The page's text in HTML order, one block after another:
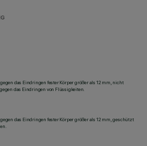
das Eindringen fester Körper größer als 12 mm, nicht
das Eindringen von Flüssigkeiten.
das Eindringen fester Körper größer als 12 mm, geschützt